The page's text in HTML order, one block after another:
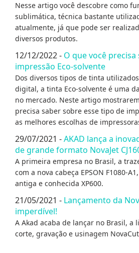
Nesse artigo você descobre como
sublimática, técnica bastante
atualmente, já que pode ser
diversos produtos.
12/12/2022 - O que você
impressão Eco-solvente
Dos diversos tipos de tinta
digital, a tinta Eco-solvente é uma
no mercado. Neste artigo
precisa saber sobre esse tipo de
as melhores escolhas de
29/07/2021 -AKAD lança a
de grande formato NovaJet
A primeira empresa no Brasil, a
com a nova cabeça EPSON F1080-
antiga e conhecida XP600.
21/05/2021 - Lançamento da
imperdível!
A Akad acaba de lançar no Brasil, a
corte, gravação e usinagem